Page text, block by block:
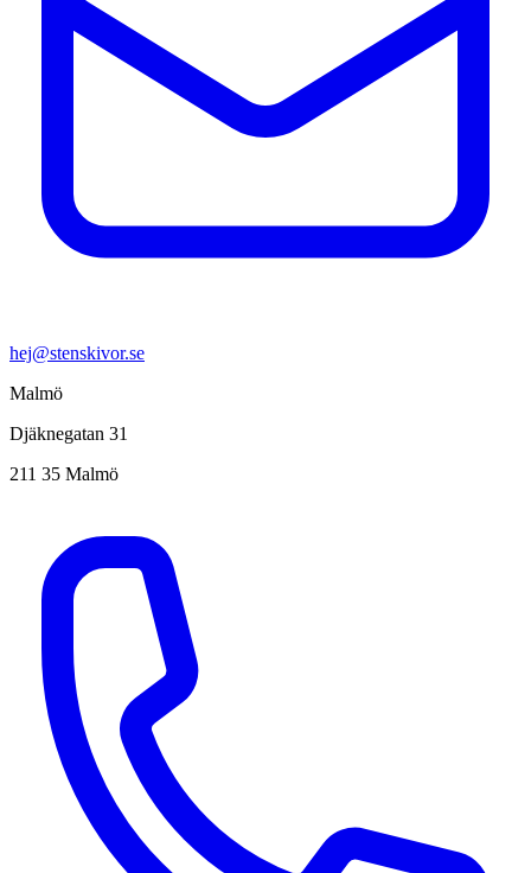
hej@stenskivor.se
Malmö
Djäknegatan 31
211 35 Malmö